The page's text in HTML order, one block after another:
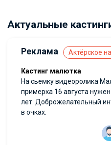
Актуальные
Реклама Актёрское
Кастинг малютка
На сьемку видеоролика
примерка 16 августа
лет. Доброжелательный
в очках.